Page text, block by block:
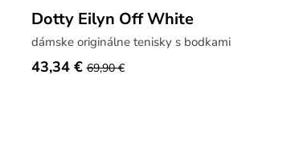
Dotty Eilyn Off White
dámske originálne tenisky s bodkami
43,34 € 69,90 €